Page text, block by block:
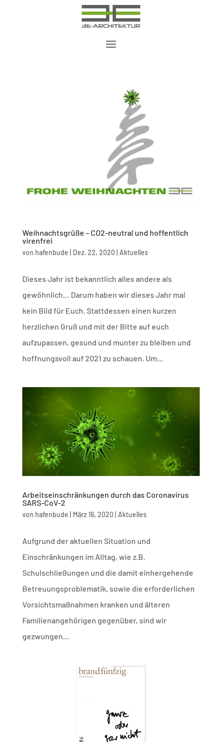
Weihnachtsgrüße – CO2-neutral und hoffentlich
virenfrei
von hafenbude Dez. 22, 2020 Aktuelles
Dieses Jahr ist bekanntlich alles andere als
gewöhnlich… Darum haben wir dieses Jahr mal
kein Bild für Euch. Stattdessen einen kurzen
herzlichen Gruß und mit der Bitte auf euch
aufzupassen, gesund und munter zu bleiben und
hoffnungsvoll auf 2021 zu schauen. Um...
Arbeitseinschränkungen durch das Coronavirus
SARS-CoV-2
von hafenbude März 16, 2020 Aktuelles
Aufgrund der aktuellen Situation und
Einschränkungen im Alltag, wie z.B.
Schulschließungen und die damit einhergehende
Betreuungsproblematik, sowie die erforderlichen
Vorsichtsmaßnahmen kranken und älteren
Familienangehörigen gegenüber, sind wir
gezwungen...